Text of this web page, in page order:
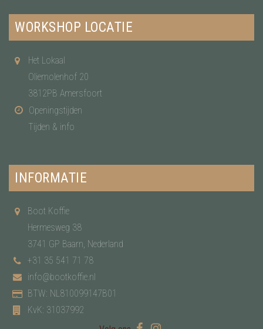
WORKSHOP LOCATIE
Het Lokaal
Oliemolenhof 20
3812PB Amersfoort
Openingstijden
Tijden & info
INFORMATIE
Boot Koffie
Hermesweg 38
3741 GP Baarn, Nederland
+31 35 541 71 78
info@bootkoffie.nl
BTW: NL810099147B01
KvK: 31037992